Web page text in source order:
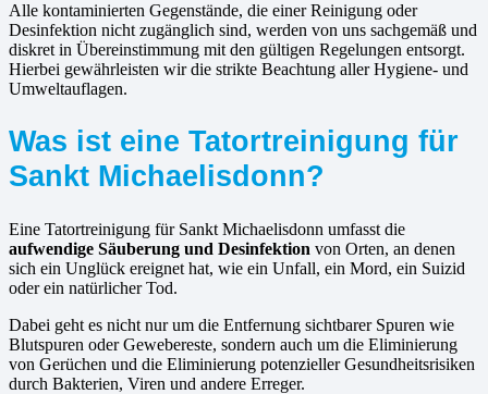
Alle kontaminierten Gegenstände, die einer Reinigung oder
Desinfektion nicht zugänglich sind, werden von uns sachgemäß und
diskret in Übereinstimmung mit den gültigen Regelungen entsorgt.
Hierbei gewährleisten wir die strikte Beachtung aller Hygiene- und
Umweltauflagen.
Was ist eine Tatortreinigung für
Sankt Michaelisdonn?
Eine Tatortreinigung für Sankt Michaelisdonn umfasst die
aufwendige Säuberung und Desinfektion von Orten, an denen
sich ein Unglück ereignet hat, wie ein Unfall, ein Mord, ein Suizid
oder ein natürlicher Tod.
Dabei geht es nicht nur um die Entfernung sichtbarer Spuren wie
Blutspuren oder Gewebereste, sondern auch um die Eliminierung
von Gerüchen und die Eliminierung potenzieller Gesundheitsrisiken
durch Bakterien, Viren und andere Erreger.